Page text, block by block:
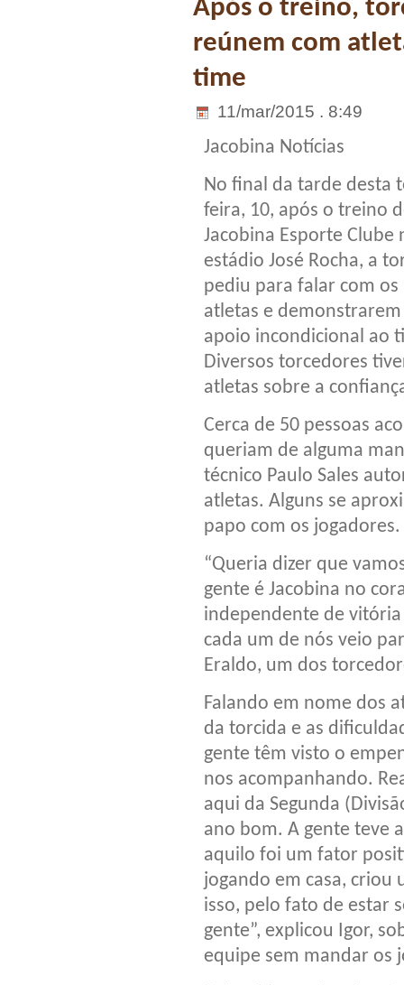
Após o treino,
reúnem com
time
11/mar/2015 . 8:49
Jacobina Notícias
No final da tarde desta
feira, 10, após o treino
Jacobina Esporte Clube
estádio José Rocha, a
pediu para falar com os
atletas e demonstrarem
apoio incondicional ao
Diversos torcedores
atletas sobre a
Cerca de 50 pessoas
queriam de alguma
técnico Paulo Sales
atletas. Alguns se
papo com os jogadores.
“Queria dizer que
gente é Jacobina no
independente de
cada um de nós veio
Eraldo, um dos
Falando em nome dos
da torcida e as
gente têm visto o
nos acompanhando.
aqui da Segunda
ano bom. A gente teve
aquilo foi um fator
jogando em casa, criou
isso, pelo fato de estar
gente”, explicou Igor,
equipe sem mandar os